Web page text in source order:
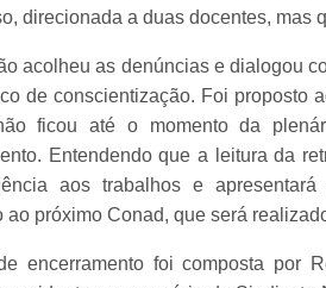
direcionada a duas docentes, mas
acolheu as denúncias e dialogou
de conscientização. Foi proposto
ficou até o momento da
Entendendo que a leitura da
aos trabalhos e
ao próximo Conad, que será
encerramento foi composta por